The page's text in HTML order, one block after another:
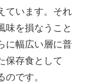
ています。それ
味を損なうこと
に幅広い層に普
保存食として
のです。